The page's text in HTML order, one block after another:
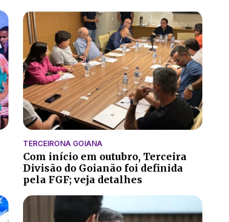
TERCEIRONA GOIANA
Com início em outubro, Terceira
Divisão do Goianão foi definida
pela FGF; veja detalhes